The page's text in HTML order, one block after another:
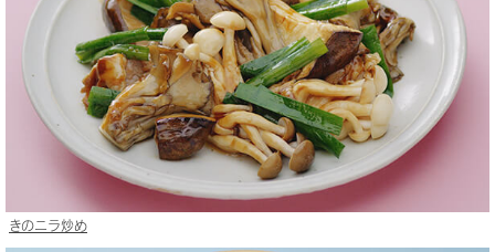
きのニラ炒め